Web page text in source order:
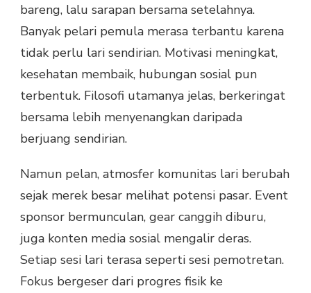
bareng, lalu sarapan bersama setelahnya.
Banyak pelari pemula merasa terbantu karena
tidak perlu lari sendirian. Motivasi meningkat,
kesehatan membaik, hubungan sosial pun
terbentuk. Filosofi utamanya jelas, berkeringat
bersama lebih menyenangkan daripada
berjuang sendirian.
Namun pelan, atmosfer komunitas lari berubah
sejak merek besar melihat potensi pasar. Event
sponsor bermunculan, gear canggih diburu,
juga konten media sosial mengalir deras.
Setiap sesi lari terasa seperti sesi pemotretan.
Fokus bergeser dari progres fisik ke